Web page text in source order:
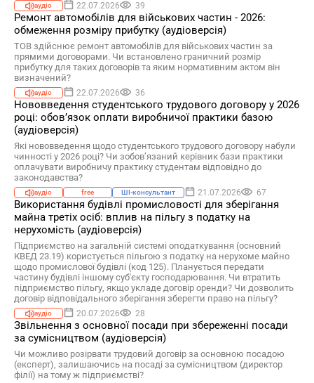
аудіо 22.07.2026 39
Ремонт автомобілів для військових частин - 2026:
обмеження розміру прибутку (аудіоверсія)
ТОВ здійснює ремонт автомобілів для військових частин за
прямими договорами. Чи встановлено граничний розмір
прибутку для таких договорів та яким нормативним актом він
визначений?
аудіо 22.07.2026 36
Нововведення студентського трудового договору у 2026
році: обов’язок оплати виробничої практики базою
(аудіоверсія)
Які нововведення щодо студентського трудового договору набули
чинності у 2026 році? Чи зобов’язаний керівник бази практики
оплачувати виробничу практику студентам відповідно до
законодавства?
аудіо free ШІ-консультант 21.07.2026 67
Використання будівлі промисловості для зберігання
майна третіх осіб: вплив на пільгу з податку на
нерухомість (аудіоверсія)
Підприємство на загальній системі оподаткування (основний
КВЕД 23.19) користується пільгою з податку на нерухоме майно
щодо промислової будівлі (код 125). Планується передати
частину будівлі іншому суб'єкту господарювання. Чи втратить
підприємство пільгу, якщо укладе договір оренди? Чи дозволить
договір відповідального зберігання зберегти право на пільгу?
аудіо 20.07.2026 28
Звільнення з основної посади при збереженні посади
за сумісництвом (аудіоверсія)
Чи можливо розірвати трудовий договір за основною посадою
(експерт), залишаючись на посаді за сумісництвом (директор
філії) на тому ж підприємстві?